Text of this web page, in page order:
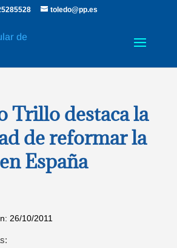
toledo@pp.es
Trillo destaca la
de reformar la
España
26/10/2011